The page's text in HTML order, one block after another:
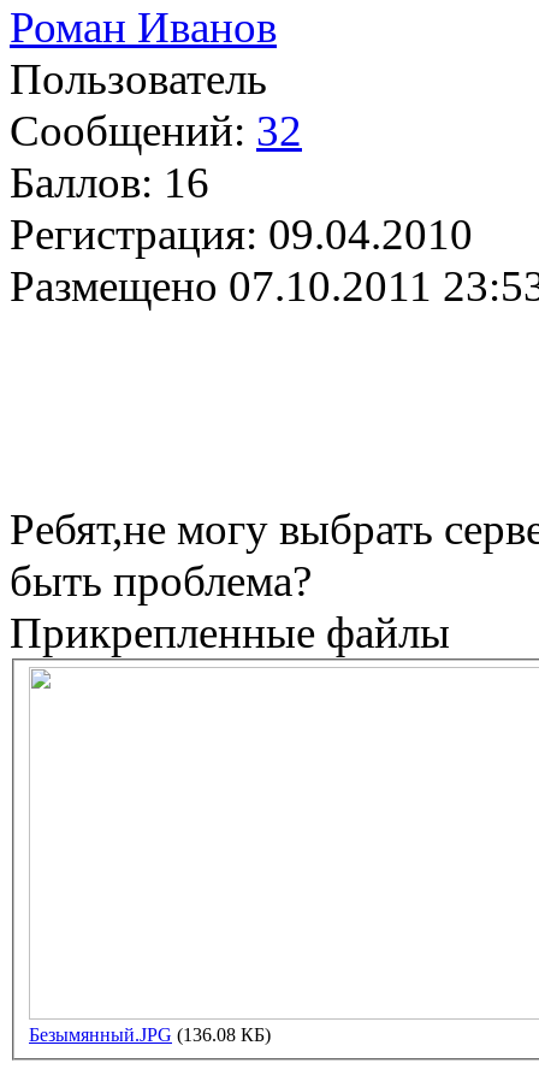
Роман Иванов
Пользователь
Сообщений: 32
Баллов: 16
Регистрация: 09.04.2010
Размещено 07.10.2011
Ребят,не могу выбрать
быть проблема?
Прикрепленные файлы
Безымянный.JPG (136.08 КБ)